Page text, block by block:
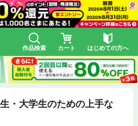
作品検索 カート はじめての方へ
・大学生のための上手な